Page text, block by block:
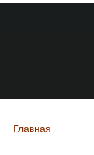
Вы здесь
Главная